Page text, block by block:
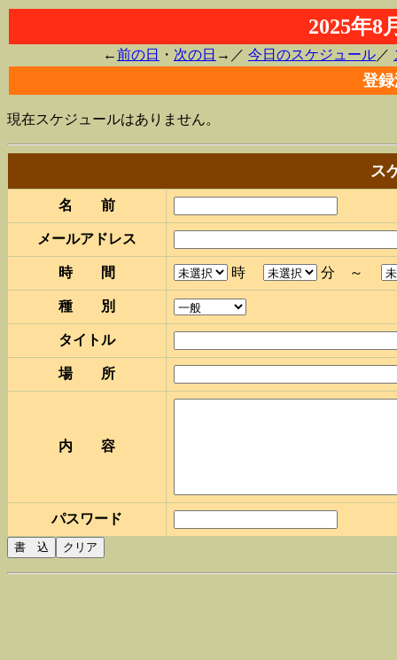
2025年
←前の日 ・ 次の日 →／ 今日のスケジュール ／
登
現在スケジュールはありません。
ス
名 前
メールアドレス
時 間 時 分 ～
種 別
タイトル
場 所
内 容
パスワード